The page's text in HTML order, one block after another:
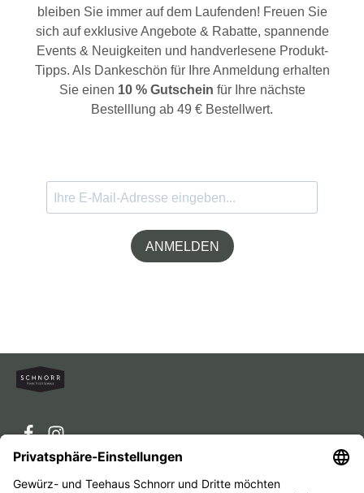
bleiben Sie immer auf dem Laufenden! Freuen Sie
sich auf exklusive Angebote & Rabatte, spannende
Events & Neuigkeiten und handverlesene Produkt-
Tipps. Als Dankeschön für Ihre Anmeldung erhalten
Sie einen 10 % Gutschein für Ihre nächste
Bestelllung ab 49 € Bestellwert.
ANMELDEN
Service-Hotline